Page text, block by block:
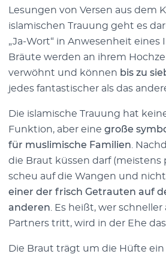
Lesungen von Versen aus dem
islamischen Trauung geht es
„Ja-Wort“ in Anwesenheit eines
Bräute werden an ihrem
verwöhnt und können bis zu
jedes fantastischer als das
Die islamische Trauung hat
Funktion, aber eine große
für muslimische Familien .
die Braut küssen darf (meistens
scheu auf die Wangen und
einer der frisch Getrauten auf
anderen . Es heißt, wer
Partners tritt, wird in der Ehe
Die Braut trägt um die Hüfte